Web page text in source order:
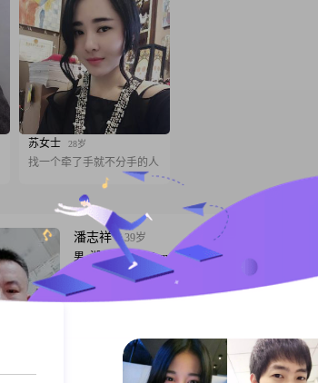
苏女士 28岁
找一个牵了手就不分手的人
潘志祥
39岁
男, 湖南怀化, 168cm, 离异, 操作工人
我是一个老实，善良的人##3002##有爱心，希望能
帮助到别人的人##3002##想找个有爱心的人
跟TA联系